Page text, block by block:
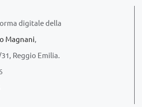
digitale della
Magnani,
Reggio Emilia.